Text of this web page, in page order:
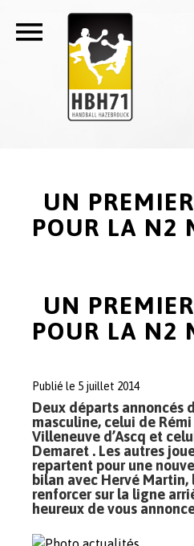
UN
POUR LA N2
UN
POUR LA N2
Publié le 5 juillet 2014
Deux départs annoncés
masculine, celui de
Villeneuve d’Ascq et
Demaret . Les autres
repartent pour une
bilan avec Hervé Martin,
renforcer sur la ligne
heureux de vous